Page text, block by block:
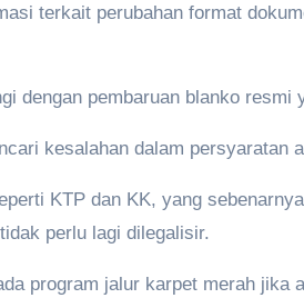
terkait perubahan format
dengan pembaruan blanko resmi
kesalahan dalam persyaratan
KTP dan KK, yang
perlu lagi dilegalisir.
program jalur karpet merah